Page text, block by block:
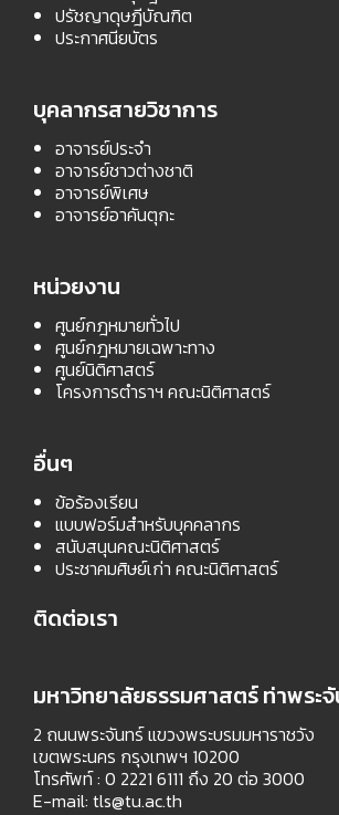
ปรัชญาดุษฎีบัณฑิต
ประกาศนียบัตร
บุคลากรสายวิชาการ
อาจารย์ประจำ
อาจารย์ชาวต่างชาติ
อาจารย์พิเศษ
อาจารย์อาคันตุกะ
หน่วยงาน
ศูนย์กฎหมายทั่วไป
ศูนย์กฎหมายเฉพาะทาง
ศูนย์นิติศาสตร์
โครงการตำราฯ คณะนิติศาสตร์
อื่นๆ
ข้อร้องเรียน
แบบฟอร์มสำหรับบุคคลากร
สนับสนุนคณะนิติศาสตร์
ประชาคมศิษย์เก่า คณะนิติศาสตร์
ติดต่อเรา
มหาวิทยาลัยธรรมศาสตร์ ท่าพระ
2 ถนนพระจันทร์ แขวงพระบรมมหาราชวัง
เขตพระนคร กรุงเทพฯ 10200
โทรศัพท์ : 0 2221 6111 ถึง 20 ต่อ 3000
E-mail: tls@tu.ac.th